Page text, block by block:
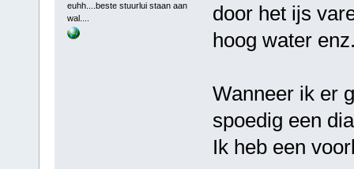
euhh....beste stuurlui staan aan
wal....
door het ijs
hoog water
Wanneer ik er
spoedig een
Ik heb een